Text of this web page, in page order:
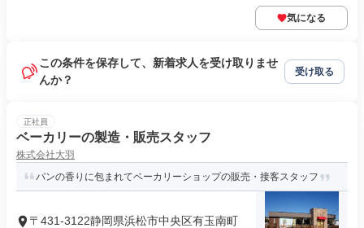
気になる
この条件を保存して、新着求人を受け取りませ
んか？
受け取る
正社員
ベーカリーの製造・販売スタッフ
株式会社大羽
パンの香りに包まれてベーカリーショップの販売・接客スタッフ
〒431-3122静岡県浜松市中央区有玉南町